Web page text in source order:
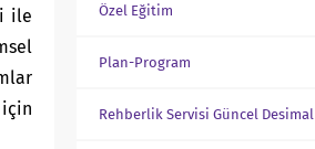
ile
Özel Eğitim
Plan-Program
Rehberlik Servisi Güncel Desimal